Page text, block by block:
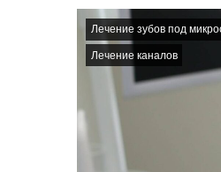
Лечение зубов под
Лечение каналов